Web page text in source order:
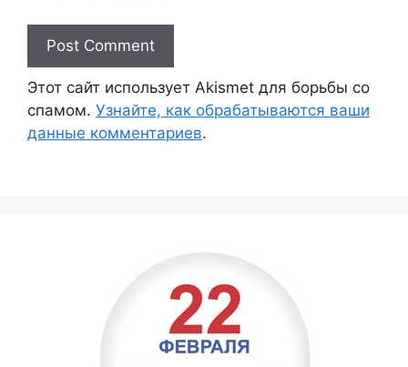
Этот сайт использует Akismet для борьбы со
спамом. Узнайте, как обрабатываются ваши
данные комментариев.